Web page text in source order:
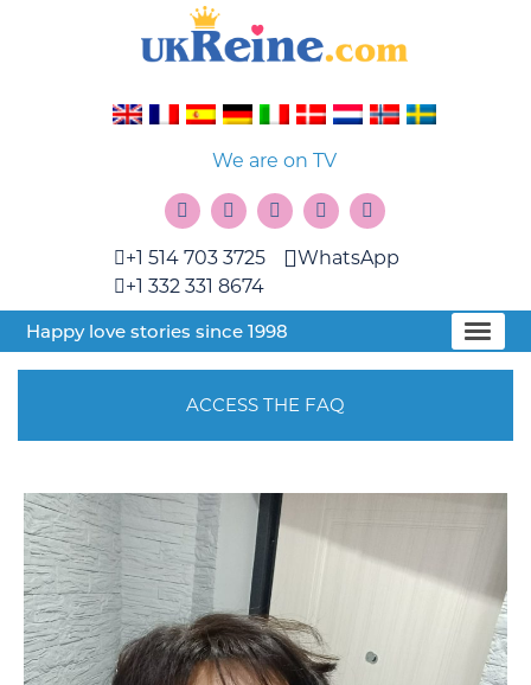
We are on TV
+1 514 703 3725
+1 332 331 8674
WhatsApp
Happy love stories since 1998
ACCESS THE FAQ